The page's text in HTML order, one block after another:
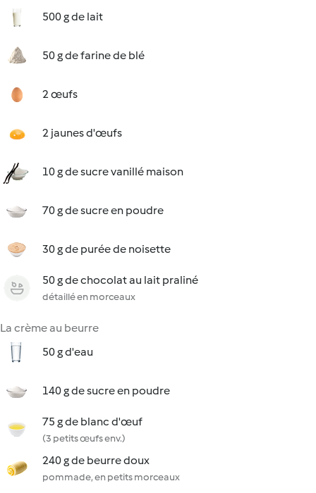
500 g de lait
50 g de farine de blé
2 œufs
2 jaunes d'œufs
10 g de sucre vanillé maison
70 g de sucre en poudre
30 g de purée de noisette
50 g de chocolat au lait praliné
détaillé en morceaux
La crème au beurre
50 g d'eau
140 g de sucre en poudre
75 g de blanc d'œuf
(3 petits œufs env.)
240 g de beurre doux
pommade, en petits morceaux